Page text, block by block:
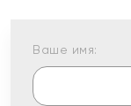
Ваше имя: